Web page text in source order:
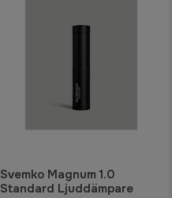
Svemko Magnum 1.0
Standard Ljuddämpare